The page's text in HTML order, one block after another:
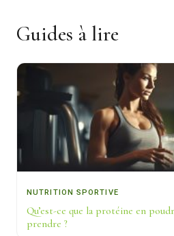
Guides à lire
NUTRITION SPORTIVE
Qu’est-ce que la protéine en
prendre ?